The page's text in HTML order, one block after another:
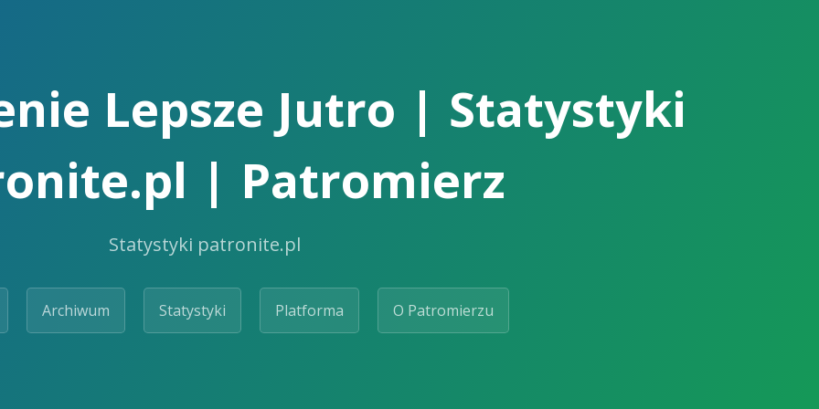
Lepsze Jutro | Statystyki
| Patromierz
Statystyki patronite.pl
Archiwum Statystyki Platforma O Patromierzu